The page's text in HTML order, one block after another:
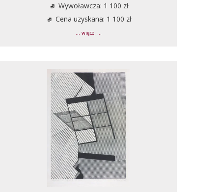
Wywoławcza: 1 100 zł
Cena uzyskana: 1 100 zł
... więcej ...